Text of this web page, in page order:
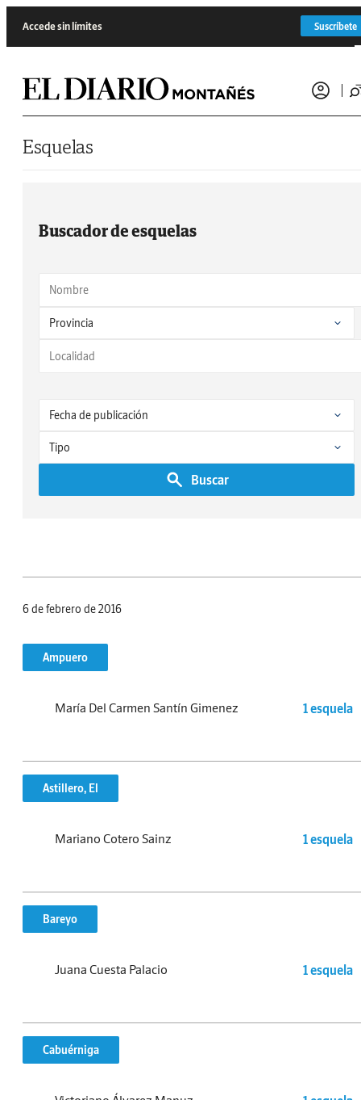
Accede sin límites Suscríbete
Esquelas
Buscador de esquelas
Buscar
6 de febrero de 2016
Ampuero
María Del Carmen Santín Gimenez 1 esquela
Astillero, El
Mariano Cotero Sainz 1 esquela
Bareyo
Juana Cuesta Palacio 1 esquela
Cabuérniga